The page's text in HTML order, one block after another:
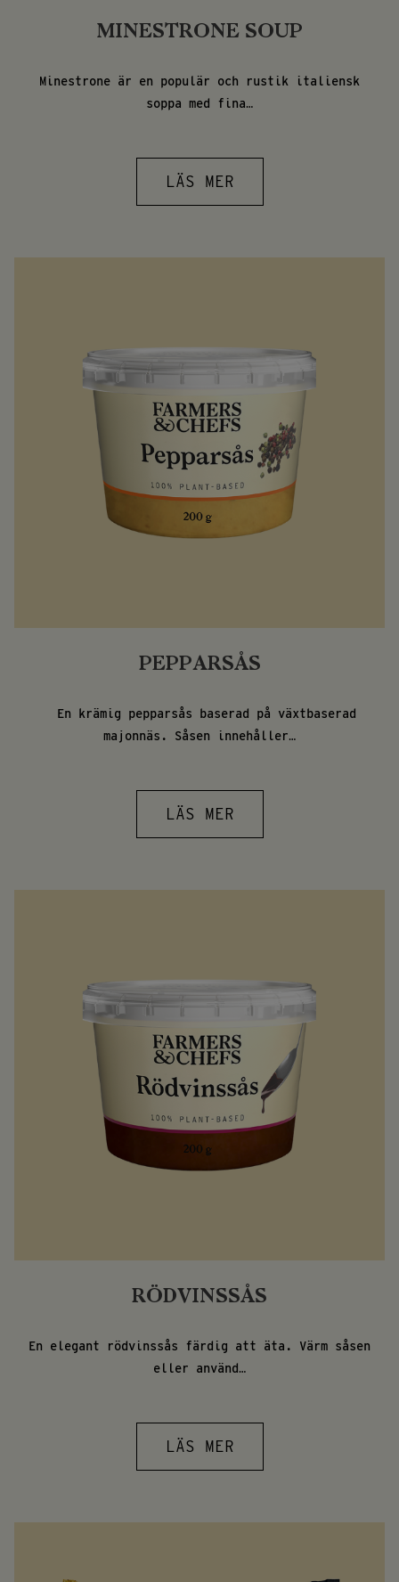
MINESTRONE SOUP
Minestrone är en populär och rustik italiensk
soppa med fina…
LÄS MER
PEPPARSÅS
En krämig pepparsås baserad på växtbaserad
majonnäs. Såsen innehåller…
LÄS MER
RÖDVINSSÅS
En elegant rödvinssås färdig att äta. Värm såsen
eller använd…
LÄS MER